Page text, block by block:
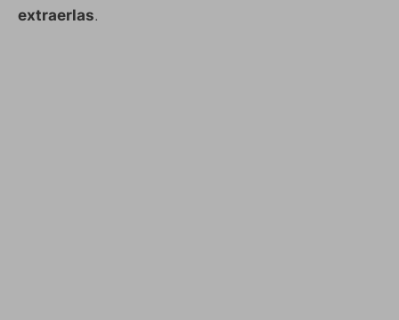
extraerlas.